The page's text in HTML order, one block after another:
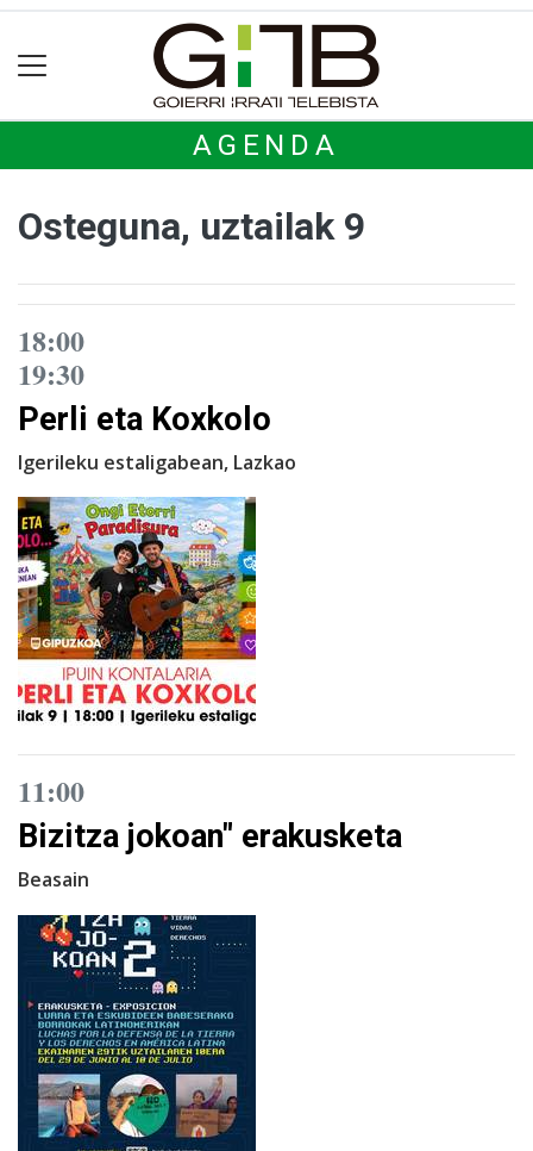
AGENDA
Osteguna, uztailak 9
18:00
19:30
Perli eta Koxkolo
Igerileku estaligabean, Lazkao
11:00
Bizitza jokoan" erakusketa
Beasain